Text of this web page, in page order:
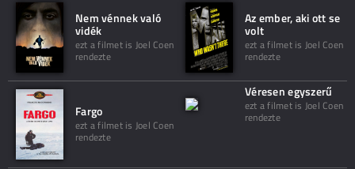
Nem vénnek való
vidék
ezt a filmet is Joel Coen
rendezte
Az ember, aki ott se
volt
ezt a filmet is Joel Coen
rendezte
Fargo
ezt a filmet is Joel Coen
rendezte
Véresen egyszerű
ezt a filmet is Joel Coen
rendezte